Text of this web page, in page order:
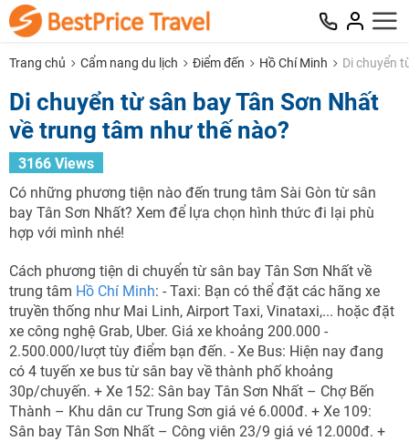
Trang chủ Cẩm nang du lịch Điểm đến Hồ Chí Minh Di chuyển
Di chuyển từ sân bay Tân Sơn Nhất
về trung tâm như thế nào?
3166 Views
Có những phương tiện nào đến trung tâm Sài Gòn từ sân
bay Tân Sơn Nhất? Xem để lựa chọn hình thức đi lại phù
hợp với mình nhé!
Cách phương tiện di chuyển từ sân bay Tân Sơn Nhất về
trung tâm Hồ Chí Minh: - Taxi: Bạn có thể đặt các hãng xe
truyền thống như Mai Linh, Airport Taxi, Vinataxi,... hoặc đặt
xe công nghệ Grab, Uber. Giá xe khoảng 200.000 -
2.500.000/lượt tùy điểm bạn đến. - Xe Bus: Hiện nay đang
có 4 tuyến xe bus từ sân bay về thành phố khoảng
30p/chuyến. + Xe 152: Sân bay Tân Sơn Nhất – Chợ Bến
Thành – Khu dân cư Trung Sơn giá vé 6.000đ. + Xe 109:
Sân bay Tân Sơn Nhất – Công viên 23/9 giá vé 12.000đ. +
TƯ VẤN NGAY
TƯ VẤN NGAY
Nhận ưu đãi ngay
TƯ VẤN NGAY
TƯ VẤN NGAY
NHẬN ƯU ĐÃI NGAY
TƯ VẤN NGAY